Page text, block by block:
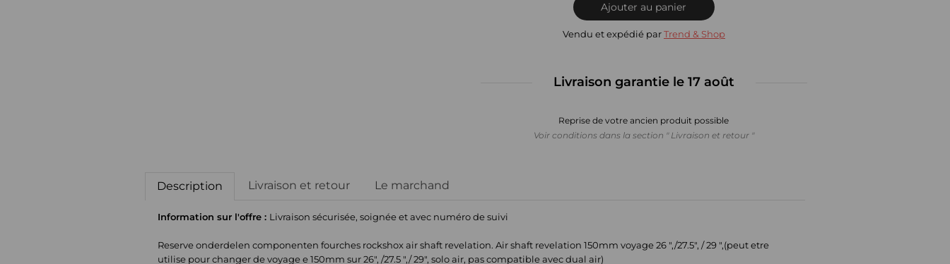
Ajouter au panier
Vendu et expédié parTrend & Shop
Livraison garantie le 17 août
Reprise de votre ancien produit possible
Voir conditions dans la section " Livraison et retour "
Description Livraison et retour Le marchand
Information sur l'offre : Livraison sécurisée, soignée et avec numéro de suivi
Reserve onderdelen componenten fourches rockshox air shaft revelation. Air shaft revelation 150mm voyage 26 ",/27.5", / 29 ",(peut etre
utilise pour changer de voyage e 150mm sur 26", /27.5 ",/ 29", solo air, pas compatible avec dual air)